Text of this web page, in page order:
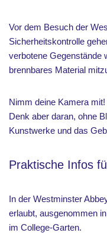
Vor dem Besuch der
Sicherheitskontrolle
verbotene Gegenstände
brennbares Material
Nimm deine Kamera
Denk aber daran, ohne
Kunstwerke und das
Praktische Infos
In der Westminster
erlaubt, ausgenommen
im College-Garten.